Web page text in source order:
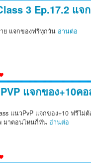
3 Ep.17.2 แ
าย แจกของฟรีทุกวัน อ่านต่อ
แจกของ+10ค
แนวPvP แจกของ+10 ฟรีไม่
มาตอนไหนก็ทัน อ่านต่อ